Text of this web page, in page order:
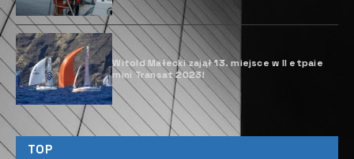
Witold Małecki zajął 13. miejsce w II etpaie
mini Transat 2023!
TOP